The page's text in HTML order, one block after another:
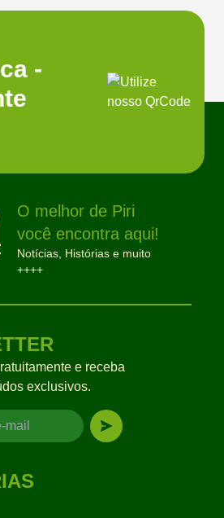
-
O melhor de Piri
você encontra aqui!
Notícias, Histórias e muito
++++
e receba
exclusivos.